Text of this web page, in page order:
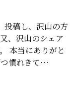
投稿し、沢山の方
、沢山のシェア
本当にありがと
慣れきて…